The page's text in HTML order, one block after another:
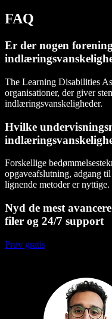
FAQ
Er der nogen
The Learning Disabilities
organisationer, der giver
indlæringsvanskeligheder.
Hvilke
Forskellige
opgaveafslutning, adgang
lignende metoder er nyttige.
Nyd de mest
filer og 24/7 support
Prøv gratis